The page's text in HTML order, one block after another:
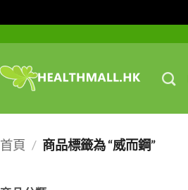
首頁 / 商品標籤為 “威而鋼”